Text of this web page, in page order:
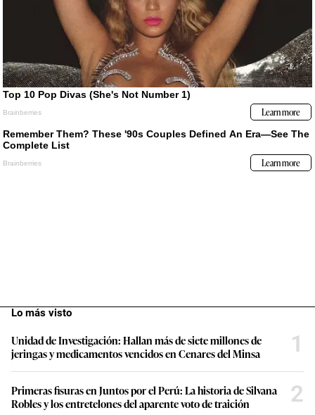
Lo más visto
Unidad de Investigación: Hallan más de siete millones de
jeringas y medicamentos vencidos en Cenares del Minsa
1
Primeras fisuras en Juntos por el Perú: La historia de Silvana
Robles y los entretelones del aparente voto de traición
2